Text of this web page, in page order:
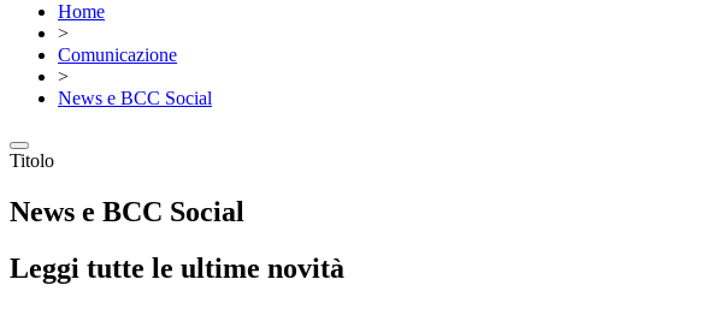
Home
>
Comunicazione
>
News e BCC Social
Titolo
News e BCC Social
Leggi tutte le ultime novità